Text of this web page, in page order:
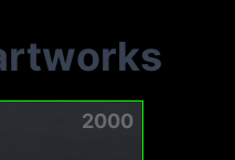
2000